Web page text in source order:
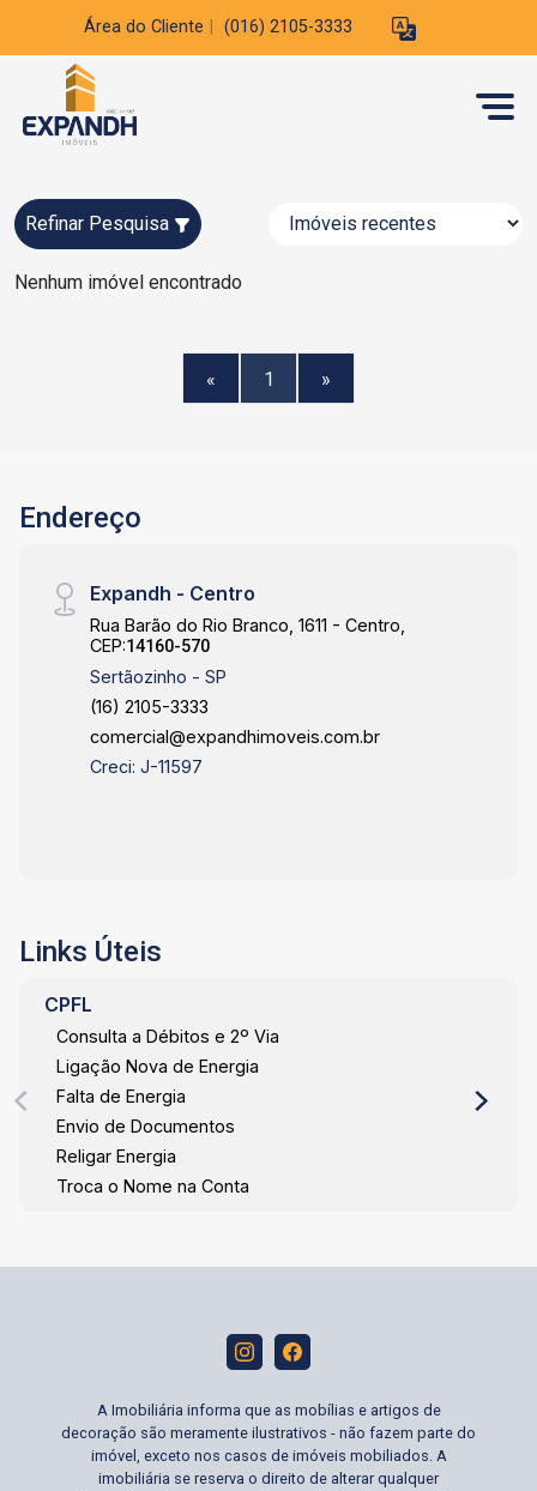
Área do Cliente (016) 2105-3333
Refinar Pesquisa
Nenhum imóvel encontrado
« 1 »
Endereço
Expandh - Centro
Rua Barão do Rio Branco, 1611 - Centro,
CEP:14160-570
Sertãozinho - SP
(16) 2105-3333
comercial@expandhimoveis.com.br
Creci: J-11597
Links Úteis
CPFL
Consulta a Débitos e 2º Via
Ligação Nova de Energia
Falta de Energia
Envio de Documentos
Religar Energia
Troca o Nome na Conta
A Imobiliária informa que as mobílias e artigos de
decoração são meramente ilustrativos - não fazem parte do
imóvel, exceto nos casos de imóveis mobiliados. A
imobiliária se reserva o direito de alterar qualquer